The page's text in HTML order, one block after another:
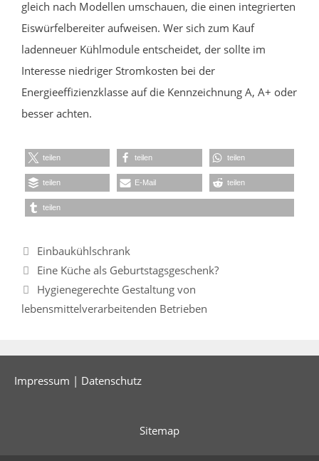
gleich nach Modellen umschauen, die einen integrierten
Eiswürfelbereiter aufweisen. Wer sich zum Kauf
ladenneuer Kühlmodule entscheidet, der sollte im
Interesse niedriger Stromkosten bei der
Energieeffizienzklasse auf die Kennzeichnung A, A+ oder
besser achten.
teilen teilen teilen
teilen E-Mail teilen
teilen
Kategorien
Einbaukühlschrank
Eine Küche als Geburtstagsgeschenk?
Hygienegerechte Gestaltung von
lebensmittelverarbeitenden Betrieben
Impressum | Datenschutz
Sitemap